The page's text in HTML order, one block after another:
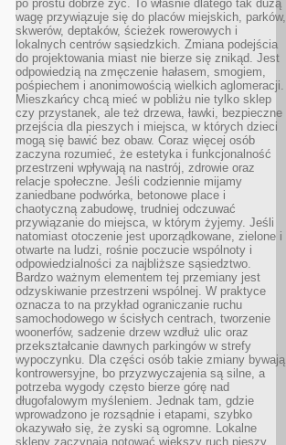
po prostu dobrze żyć. To właśnie dlatego tak dużą
wagę przywiązuje się do placów miejskich, parków,
skwerów, deptaków, ścieżek rowerowych i
lokalnych centrów sąsiedzkich. Zmiana podejścia
do projektowania miast nie bierze się znikąd. Jest
odpowiedzią na zmęczenie hałasem, smogiem,
pośpiechem i anonimowością wielkich aglomeracji.
Mieszkańcy chcą mieć w pobliżu nie tylko sklep
czy przystanek, ale też drzewa, ławki, bezpieczne
przejścia dla pieszych i miejsca, w których dzieci
mogą się bawić bez obaw. Coraz więcej osób
zaczyna rozumieć, że estetyka i funkcjonalność
przestrzeni wpływają na nastrój, zdrowie oraz
relacje społeczne. Jeśli codziennie mijamy
zaniedbane podwórka, betonowe place i
chaotyczną zabudowę, trudniej odczuwać
przywiązanie do miejsca, w którym żyjemy. Jeśli
natomiast otoczenie jest uporządkowane, zielone i
otwarte na ludzi, rośnie poczucie wspólnoty i
odpowiedzialności za najbliższe sąsiedztwo.
Bardzo ważnym elementem tej przemiany jest
odzyskiwanie przestrzeni wspólnej. W praktyce
oznacza to na przykład ograniczanie ruchu
samochodowego w ścisłych centrach, tworzenie
woonerfów, sadzenie drzew wzdłuż ulic oraz
przekształcanie dawnych parkingów w strefy
wypoczynku. Dla części osób takie zmiany bywają
kontrowersyjne, bo przyzwyczajenia są silne, a
potrzeba wygody często bierze górę nad
długofalowym myśleniem. Jednak tam, gdzie
wprowadzono je rozsądnie i etapami, szybko
okazywało się, że zyski są ogromne. Lokalne
sklepy zaczynają notować większy ruch pieszy,